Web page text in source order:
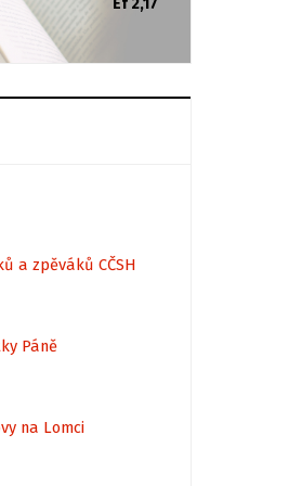
Ef 2,17
a zpěváků CČSH
Páně
na Lomci